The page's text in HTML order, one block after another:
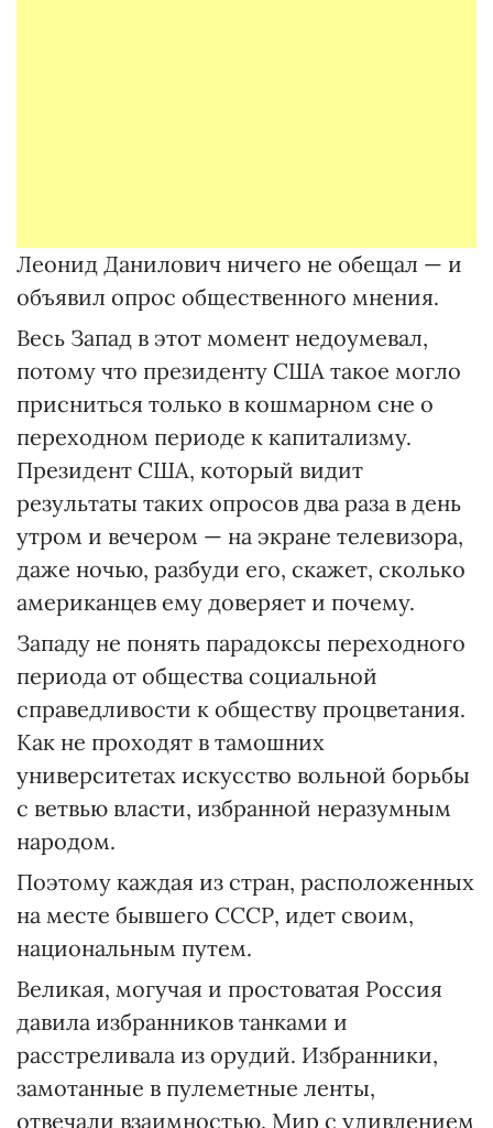
Леонид Данилович ничего не обещал — и
объявил опрос общественного мнения.
Весь Запад в этот момент недоумевал,
потому что президенту США такое могло
присниться только в кошмарном сне о
переходном периоде к капитализму.
Президент США, который видит
результаты таких опросов два раза в день
утром и вечером — на экране телевизора,
даже ночью, разбуди его, скажет, сколько
американцев ему доверяет и почему.
Западу не понять парадоксы переходного
периода от общества социальной
справедливости к обществу процветания.
Как не проходят в тамошних
университетах искусство вольной борьбы
с ветвью власти, избранной неразумным
народом.
Поэтому каждая из стран, расположенных
на месте бывшего СССР, идет своим,
национальным путем.
Великая, могучая и простоватая Россия
давила избранников танками и
расстреливала из орудий. Избранники,
замотанные в пулеметные ленты,
отвечали взаимностью. Мир с удивлением